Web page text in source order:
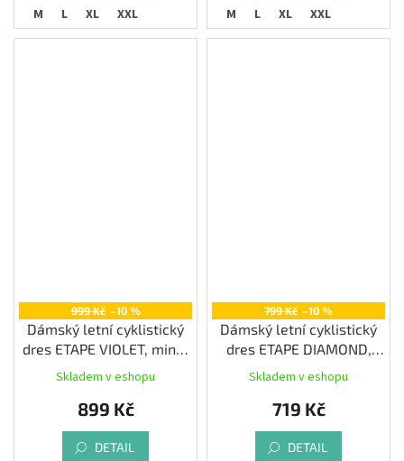
M L XL XXL M L XL XXL
999 Kč –10 %
Dámský letní cyklistický
dres ETAPE VIOLET, mint/
Skladem v eshopu
899 Kč
DETAIL
799 Kč –10 %
Dámský letní cyklistický
dres ETAPE DIAMOND,
bordeaux/růžová
Skladem v eshopu
719 Kč
DETAIL